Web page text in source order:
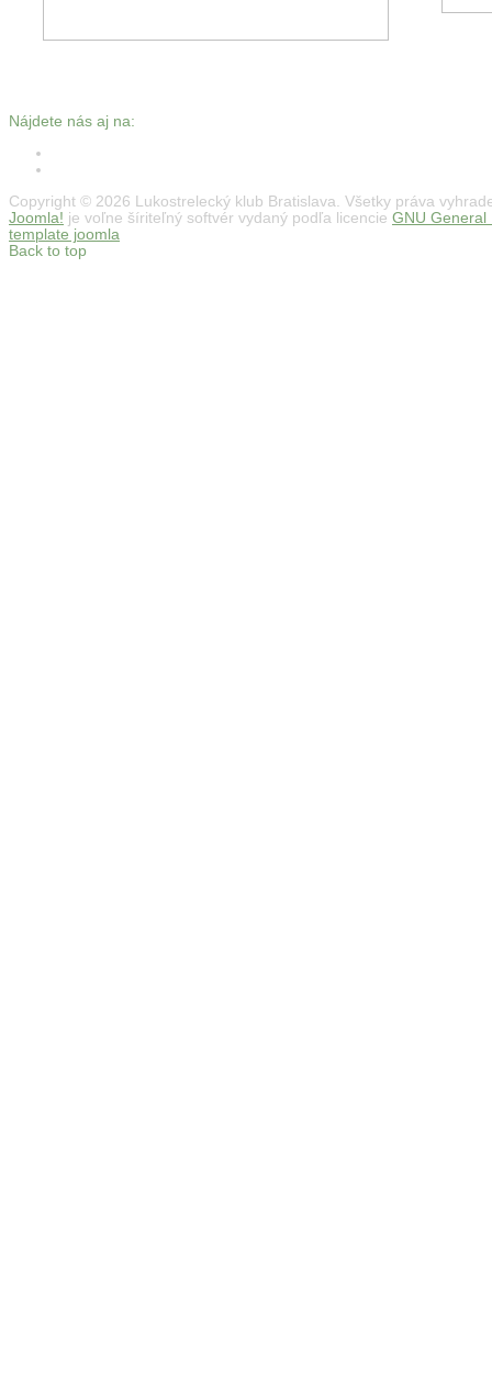
Nájdete nás aj na:
Copyright © 2026 Lukostrelecký klub Bratislava. Všetky práva
Joomla! je voľne šíriteľný softvér vydaný podľa licencie GNU General
template joomla
Back to top